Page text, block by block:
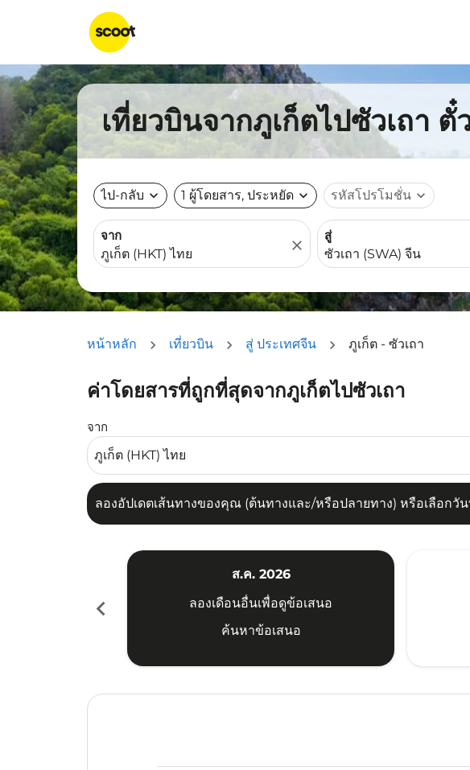
เที่ยวบินจากภูเก็ตไปซัวเถา
ไป-กลับ expand_more 1 ผู้โดยสาร, ประหยัด expand_more รหัสโปรโมชั่น expand_more
จาก
close
สู่
หน้าหลัก เที่ยวบิน สู่ ประเทศจีน ภูเก็ต - ซัวเถา
ค่าโดยสารที่ถูกที่สุดจากภูเก็ตไปซัวเถา
จาก
ลองอัปเดตเส้นทางของคุณ (ต้นทางและ/หรือปลายทาง) หรือเลือกวั
ลองอัปเดตเส้นทางของคุณ (ต้นทางและ/หรือปลายทาง) หรือเลือกวันที่
chevron_left
ส.ค. 2026
ลองเดือนอื่นเพื่อดูข้อเสนอ
ค้นหาข้อเสนอ